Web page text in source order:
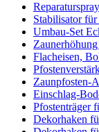
Reparaturspray
Stabilisator
Umbau-Set
Flacheisen,
Zaunpfosten-
Einschlag-
Pfostenträger
Dekorhaken